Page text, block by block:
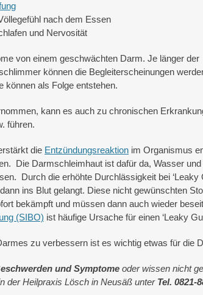
nach dem Essen
und Nervosität
von einem geschwächten Darm. Je länger
können die Begleiterscheinungen
können als Folge entstehen.
kann es auch zu chronischen
führen.
die Entzündungsreaktion im Organismus
Die Darmschleimhaut ist dafür da, Wasser
Durch die erhöhte Durchlässigkeit bei
ins Blut gelangt. Diese nicht gewünschten
bekämpft und müssen dann auch wieder
(SIBO) ist häufige Ursache für einen ‘Leaky
zu verbessern ist es wichtig etwas für die
und Symptome oder wissen nicht
der Heilpraxis Lösch in Neusäß unter Tel. 0821-